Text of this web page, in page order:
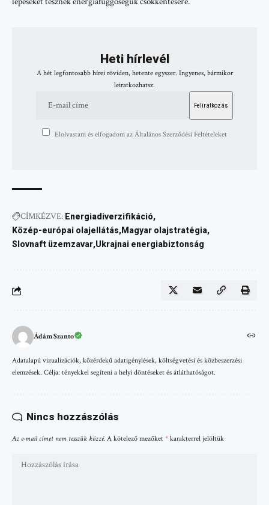
Heti hírlevél
A hét legfontosabb hírei röviden, hetente egyszer. Ingyenes, bármikor
leiratkozhatsz.
Elolvastam és elfogadom az Általános Szerződési Feltételeket
CÍMKÉZVE: Energiadiverzifikáció
Közép-európai olajellátás Magyar olajstratégia
Slovnaft üzemzavar Ukrajnai energiabiztonság
Ádám Szanto
Adatalapú vizualizációk, közérdekű adatigénylések, költségvetési és közbeszerzési
elemzések. Célja: tényekkel segíteni a helyi döntéseket és átláthatóságot.
Nincs hozzászólás
Az e-mail címet nem tesszük közzé. A kötelező mezőket * karakterrel jelöltük